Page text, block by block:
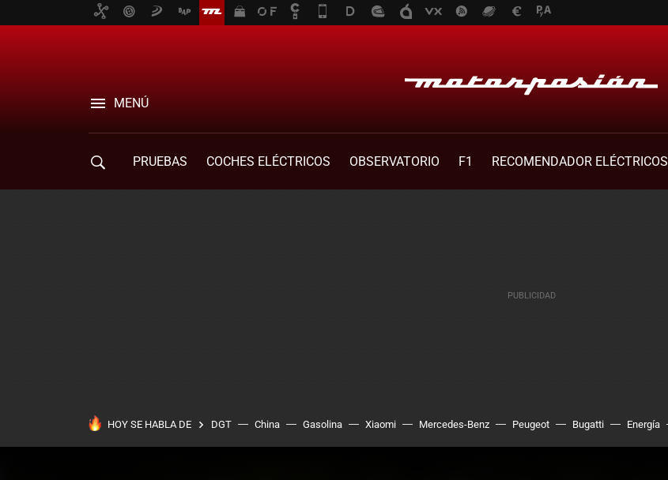
MENÚ
PRUEBAS COCHES ELÉCTRICOS OBSERVATORIO F1
RECOMENDADOR ELÉCTRICOS
HOY SE HABLA DE DGT China Gasolina Xiaomi Mercedes-Benz Peugeot Bugatti Energía